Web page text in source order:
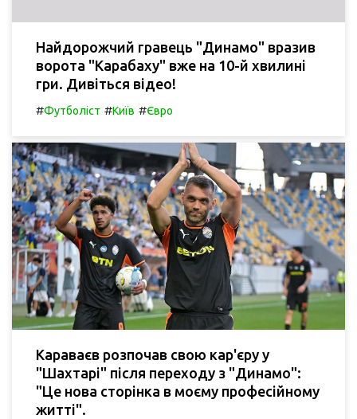
Найдорожчий гравець "Динамо" вразив
ворота "Карабаху" вже на 10-й хвилині
гри. Дивіться відео!
#Футболіст #Київ #Євро
Караваєв розпочав свою кар'єру у
"Шахтарі" після переходу з "Динамо":
"Це нова сторінка в моєму професійному
житті".